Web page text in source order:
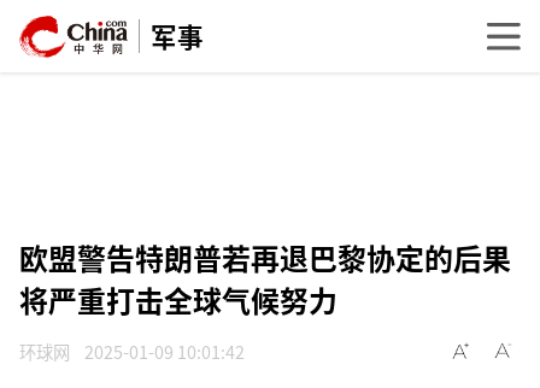
军事
欧盟警告特朗普若再退巴黎协定的后果
将严重打击全球气候努力
环球网 2025-01-09 10:01:42